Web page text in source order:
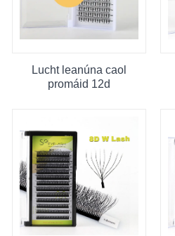
Lucht leanúna caol
promáid 12d